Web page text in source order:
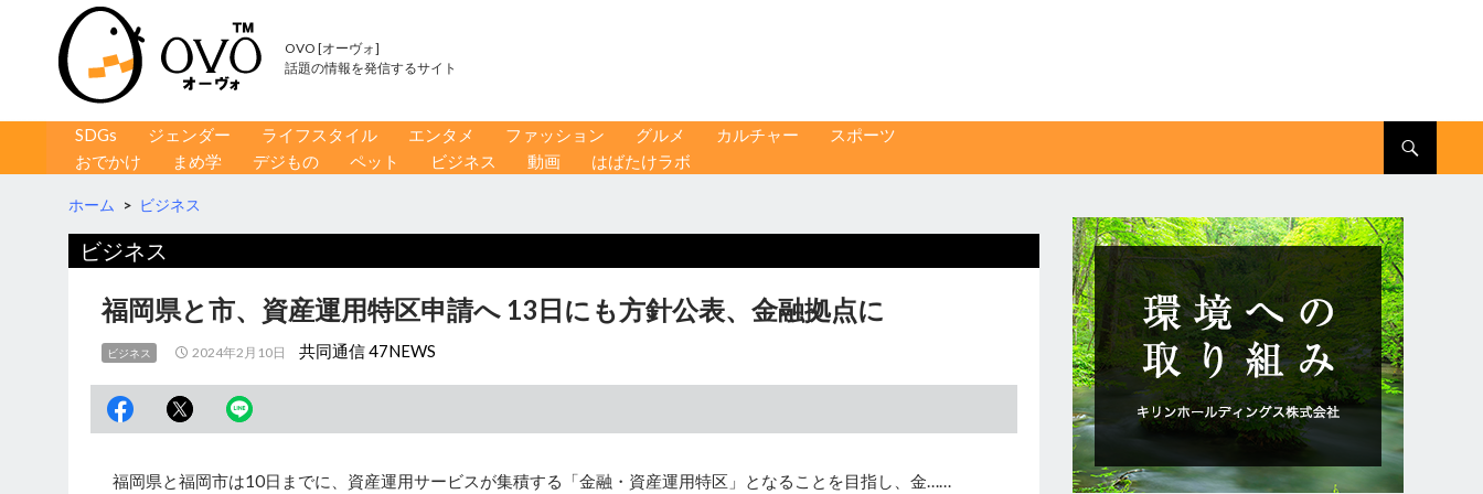
OVO [オーヴォ]
話題の情報を発信するサイト
コンテンツへ移動
SDGs ジェンダー ライフスタイル エンタメ ファッション グルメ カルチャー
スポーツ
おでかけ
まめ学 デジもの ペット ビジネス 動画 はばたけラボ
ホーム > ビジネス
ビジネス
福岡県と市、資産運用特区申請へ 13日にも方針公表、金融拠点に
ビジネス 2024年2月10日 共同通信 47NEWS
福岡県と福岡市は10日までに、資産運用サービスが集積する「金融・資産運用特区」となることを目指し、金……